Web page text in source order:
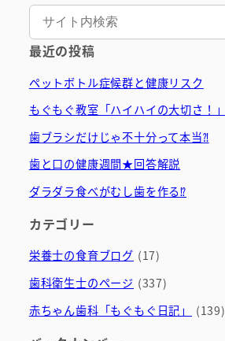
最近の投稿
ペットボトル症候群と健康リスク
もぐもぐ教室「ハイハイの大切さ！」
歯ブラシだけじゃ不十分って本当⁈
歯と口の健康週間★回答解説
ダラダラ食べがむし歯を作る⁉
カテゴリー
栄養士の食育ブログ (17)
歯科衛生士のページ (337)
赤ちゃん歯科「もぐもぐ日記」
(139)